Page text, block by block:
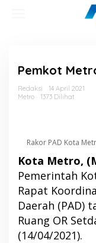
Pemkot
Redaksi
14 April 2021
Metro
1373 Dilihat
Rakor PAD Kota
Kota Metro,
Pemerintah
Rapat
Daerah (PAD)
Ruang OR
(14/04/2021).